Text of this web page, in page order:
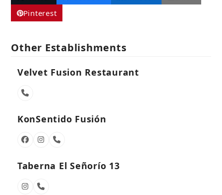
Pinterest
Other Establishments
Velvet Fusion Restaurant
Phone
KonSentido Fusión
Facebook
Instagram
Phone
Taberna El Señorío 13
Instagram
Phone